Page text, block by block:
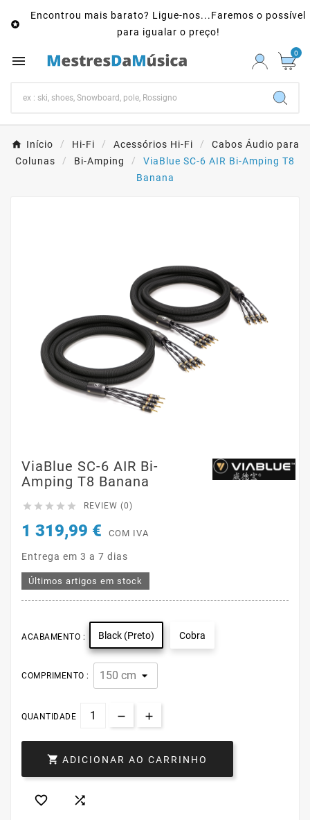

Encontrou mais barato? Ligue-nos...Faremos o possível
para igualar o preço!
 0
Início Hi-Fi Acessórios Hi-Fi
Cabos Áudio para
Colunas
Bi-Amping
ViaBlue SC-6 AIR Bi-Amping T8
Banana
ViaBlue SC-6 AIR Bi-
Amping T8 Banana
     REVIEW (0)
1 319,99 € COM IVA
Entrega em 3 a 7 dias
Últimos artigos em stock
ACABAMENTO : Black (Preto) Cobra
COMPRIMENTO :
QUANTIDADE
 ADICIONAR AO CARRINHO
 